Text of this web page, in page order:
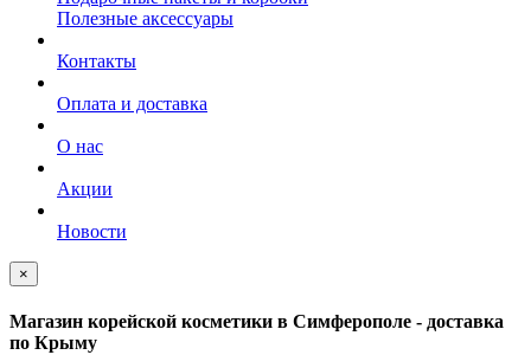
Полезные аксессуары
Контакты
Оплата и доставка
О нас
Акции
Новости
×
Магазин корейской косметики в Симферополе - доставка
по Крыму